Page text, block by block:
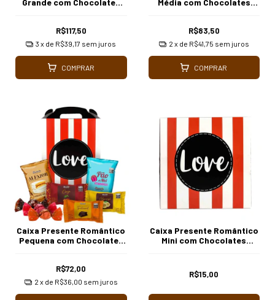
Grande com Chocolates
R$117,50
3 x de R$39,17 sem juros
COMPRAR
Média com Chocolates
R$83,50
2 x de R$41,75 sem juros
COMPRAR
Caixa Presente Romântico
Pequena com Chocolates
R$72,00
2 x de R$36,00 sem juros
Caixa Presente Romântico
Mini com Chocolates
R$15,00